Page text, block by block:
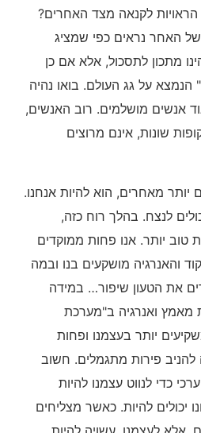
הראויות לקנאה מצד האחרים?
של האחר נראים כפי שמציג
מתכון לתסכול, אלא אם כן
על גג העולם. בואו נהיה
אנשים מושלמים. רוב האנשים,
שונות, אינם מרוצים
יותר מאחרים, הוא להיות אנחנו.
לנצח. בהלך רוח כזה,
טוב יותר. אנו פחות ממוקדים
והאנרגיה מושקעים בנו ובמה
את הטעון שיפור… במידה
מאמץ ואנרגיה ב"מערכת
יותר בעצמנו ופחות
פירות מתגמלים. חשוב
כדי לנווט עצמנו להיות
יכולים להיות. כאשר מצליחים